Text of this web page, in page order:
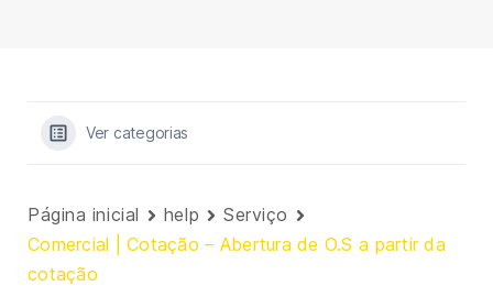
Ver categorias
Página inicial help
Serviço
Comercial | Cotação – Abertura de O.S a partir da
cotação